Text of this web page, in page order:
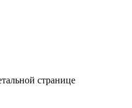
странице